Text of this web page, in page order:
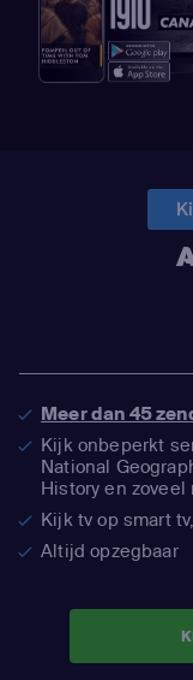
Meer dan 45
Kijk onbeperkt
National
History en zoveel
Kijk tv op smart
Altijd opzegbaar